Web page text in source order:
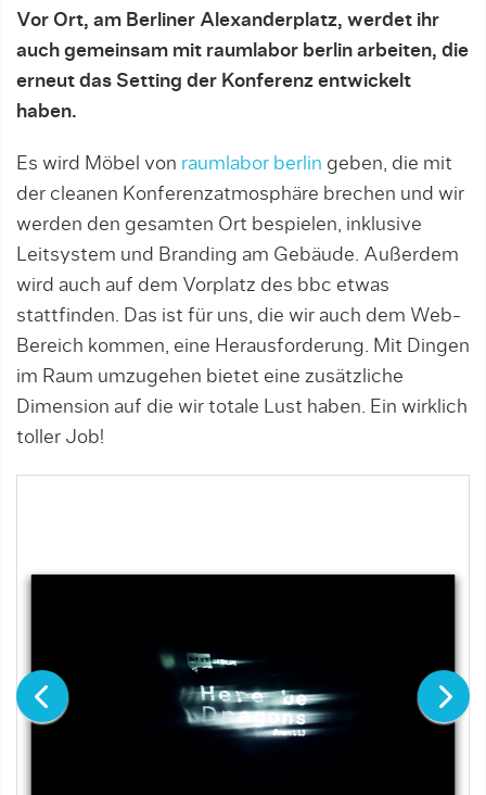
Vor Ort, am Berliner Alexanderplatz, werdet ihr
auch gemeinsam mit raumlabor berlin arbeiten, die
erneut das Setting der Konferenz entwickelt
haben.
Es wird Möbel von raumlabor berlin geben, die mit
der cleanen Konferenzatmosphäre brechen und wir
werden den gesamten Ort bespielen, inklusive
Leitsystem und Branding am Gebäude. Außerdem
wird auch auf dem Vorplatz des bbc etwas
stattfinden. Das ist für uns, die wir auch dem Web-
Bereich kommen, eine Herausforderung. Mit Dingen
im Raum umzugehen bietet eine zusätzliche
Dimension auf die wir totale Lust haben. Ein wirklich
toller Job!